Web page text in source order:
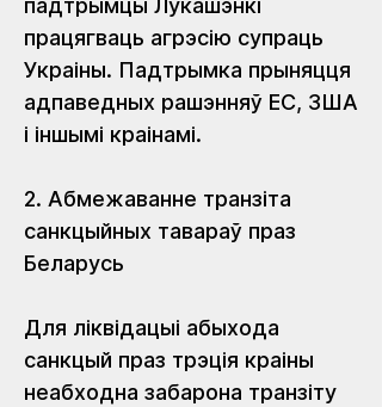
падтрымцы Лукашэнкі
працягваць агрэсію супраць
Украіны. Падтрымка прыняцця
адпаведных рашэнняў ЕС, ЗША
і іншымі краінамі.
2. Абмежаванне транзіта
санкцыйных тавараў праз
Беларусь
Для ліквідацыі абыхода
санкцый праз трэція краіны
неабходна забарона транзіту